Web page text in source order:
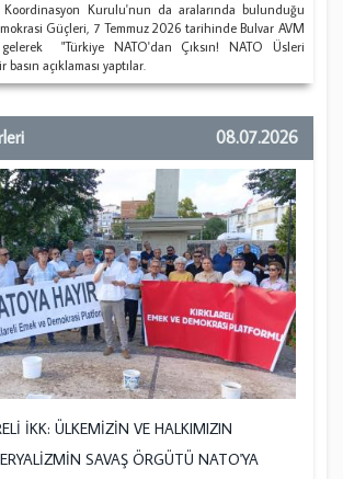
Kurulu'nun da aralarında bulunduğu
Güçleri, 7 Temmuz 2026 tarihinde Bulvar AVM
"Türkiye NATO'dan Çıksın! NATO Üsleri
basın açıklaması yaptılar.
08.07.2026
İKK: ÜLKEMİZİN VE HALKIMIZIN
SAVAŞ ÖRGÜTÜ NATO'YA